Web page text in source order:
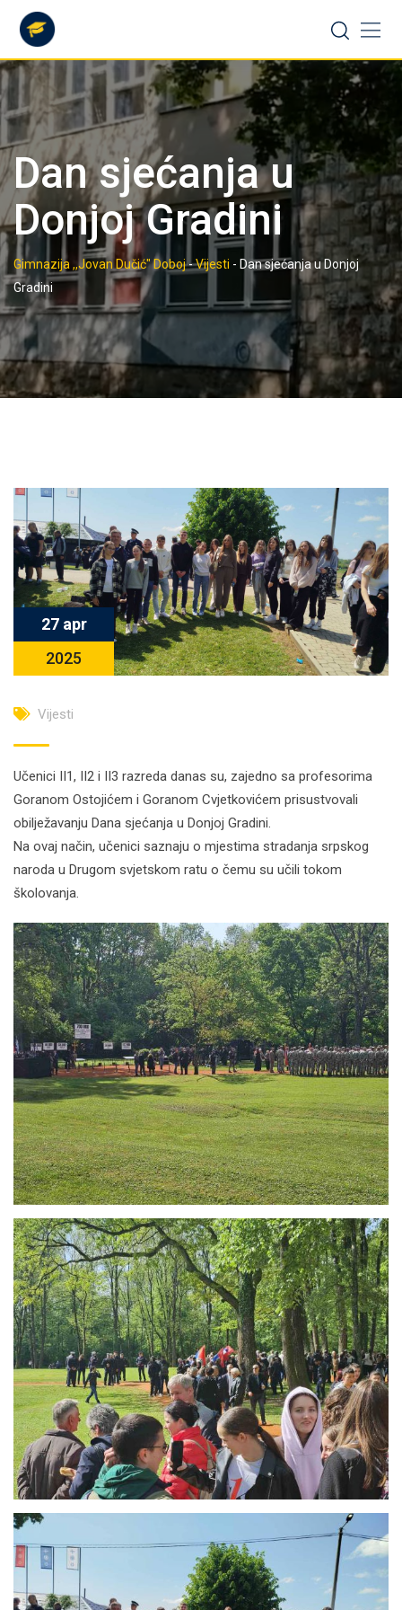
content
Dan sjećanja u
Donjoj Gradini
Gimnazija ,,Jovan Dučić" Doboj-Vijesti - Dan sjećanja u Donjoj
Gradini
27 apr
2025
Vijesti
Učenici II1, II2 i II3 razreda danas su, zajedno sa profesorima
Goranom Ostojićem i Goranom Cvjetkovićem prisustvovali
obilježavanju Dana sjećanja u Donjoj Gradini.
Na ovaj način, učenici saznaju o mjestima stradanja srpskog
naroda u Drugom svjetskom ratu o čemu su učili tokom
školovanja.